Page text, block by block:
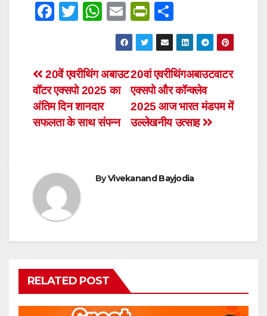
F
e
b
o
o
T
er
W
at
s
A
p
p
E
m
ail
Pr
in
tF
ri
e
n
dl
h
ar
e
Post
navigation
20वां एवरीथिंगअबाउटवाटर
एक्सपो और कॉन्क्लेव
2025 आज भारत मंडपम में
उल्लेखनीय उत्साह
20वें एवरीथिंग अबाउट
वॉटर एक्सपो 2025 का
अंतिम दिन शानदार
सफलता के साथ संपन्न
ByVivekanand Bayjodia
RELATED POST